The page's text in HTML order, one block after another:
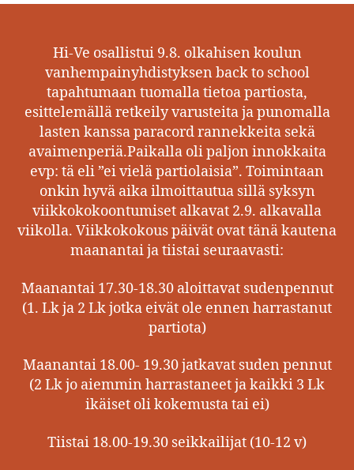
Hi-Ve osallistui 9.8. olkahisen koulun
vanhempainyhdistyksen back to school
tapahtumaan tuomalla tietoa partiosta,
esittelemällä retkeily varusteita ja punomalla
lasten kanssa paracord rannekkeita sekä
avaimenperiä.Paikalla oli paljon innokkaita
evp: tä eli ”ei vielä partiolaisia”. Toimintaan
onkin hyvä aika ilmoittautua sillä syksyn
viikkokokoontumiset alkavat 2.9. alkavalla
viikolla. Viikkokokous päivät ovat tänä kautena
maanantai ja tiistai seuraavasti:
Maanantai 17.30-18.30 aloittavat sudenpennut
(1. Lk ja 2 Lk jotka eivät ole ennen harrastanut
partiota)
Maanantai 18.00- 19.30 jatkavat suden pennut
(2 Lk jo aiemmin harrastaneet ja kaikki 3 Lk
ikäiset oli kokemusta tai ei)
Tiistai 18.00-19.30 seikkailijat (10-12 v)